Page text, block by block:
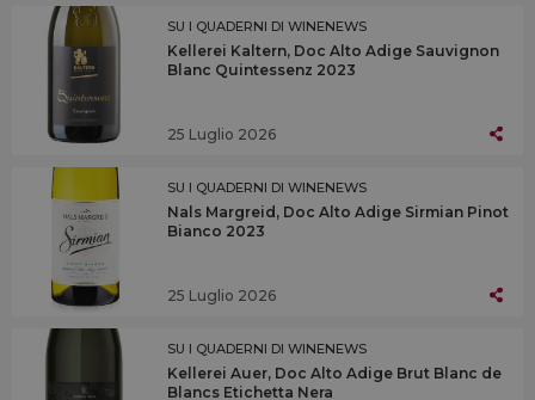
SU I QUADERNI DI WINENEWS
Kellerei Kaltern, Doc Alto Adige Sauvignon
Blanc Quintessenz 2023
25 Luglio 2026
SU I QUADERNI DI WINENEWS
Nals Margreid, Doc Alto Adige Sirmian Pinot
Bianco 2023
25 Luglio 2026
SU I QUADERNI DI WINENEWS
Kellerei Auer, Doc Alto Adige Brut Blanc de
Blancs Etichetta Nera